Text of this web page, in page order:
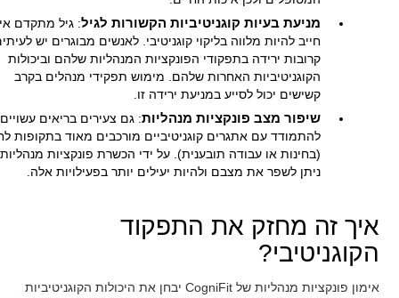
מניעת בעיות קוגניטיביות הקשורות לגיל: גיל מתקדם
חייב להיות מלווה בליקוי קוגניטיבי. לאנשים מבוגרים יש
קרובות ירידה בתפקודי הפונקציות המנהליות שלהם וביכולות
הקוגניטיביות האחרות שלהם. מימוש תפקידי מנהלים בקרב
קשישים יכול לסייע במניעת ירידה זו.
שיפור מצב פונקציות מנהליות: גם צעירים בריאים עשויים
להתמודד עם אתגרים קוגניטיביים מורכבים מאוד בתקופות
(בחינות או עבודה תובענית). על ידי הכשרת פונקציות מנהליות
ניתן לשפר את מצבם ולהיות יעילים יותר בפעילויות אלה.
איך זה מחזק את התפקוד
הקוגניטיבי?
אימון פונקציות מנהליות של CogniFit יבחן את היכולות הקוגניטיביות